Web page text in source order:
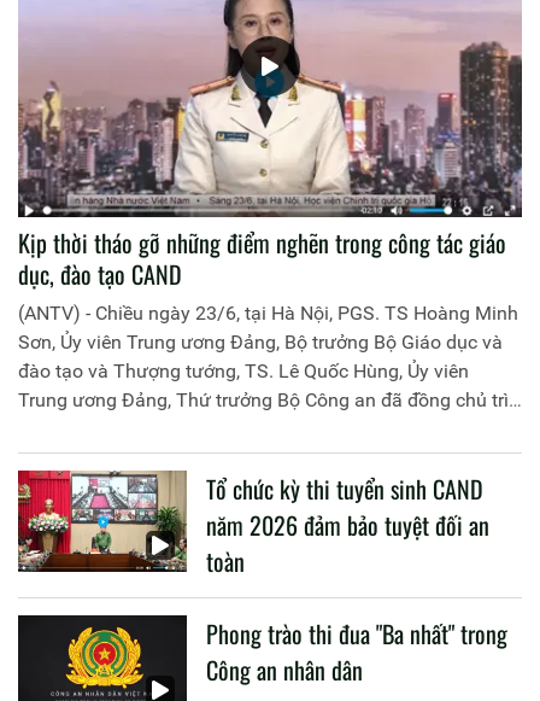
Kịp thời tháo gỡ những điểm nghẽn trong công tác giáo
dục, đào tạo CAND
(ANTV) - Chiều ngày 23/6, tại Hà Nội, PGS. TS Hoàng Minh
Sơn, Ủy viên Trung ương Đảng, Bộ trưởng Bộ Giáo dục và
đào tạo và Thượng tướng, TS. Lê Quốc Hùng, Ủy viên
Trung ương Đảng, Thứ trưởng Bộ Công an đã đồng chủ trì
liên quan đến công tác giáo dục và đào tạo của lực lượng
CAND.
Tổ chức kỳ thi tuyển sinh CAND
năm 2026 đảm bảo tuyệt đối an
toàn
Phong trào thi đua "Ba nhất" trong
Công an nhân dân